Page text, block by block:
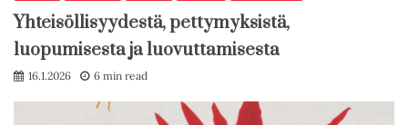
Yhteisöllisyydestä, pettymyksistä,
luopumisesta ja luovuttamisesta
16.1.2026 6 min read